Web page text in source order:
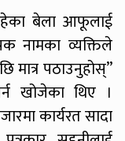
बेला आफूलाई
नामका व्यक्तिले
मात्र पठाउनुहोस्”
खोजेका थिए ।
कार्यरत सादा